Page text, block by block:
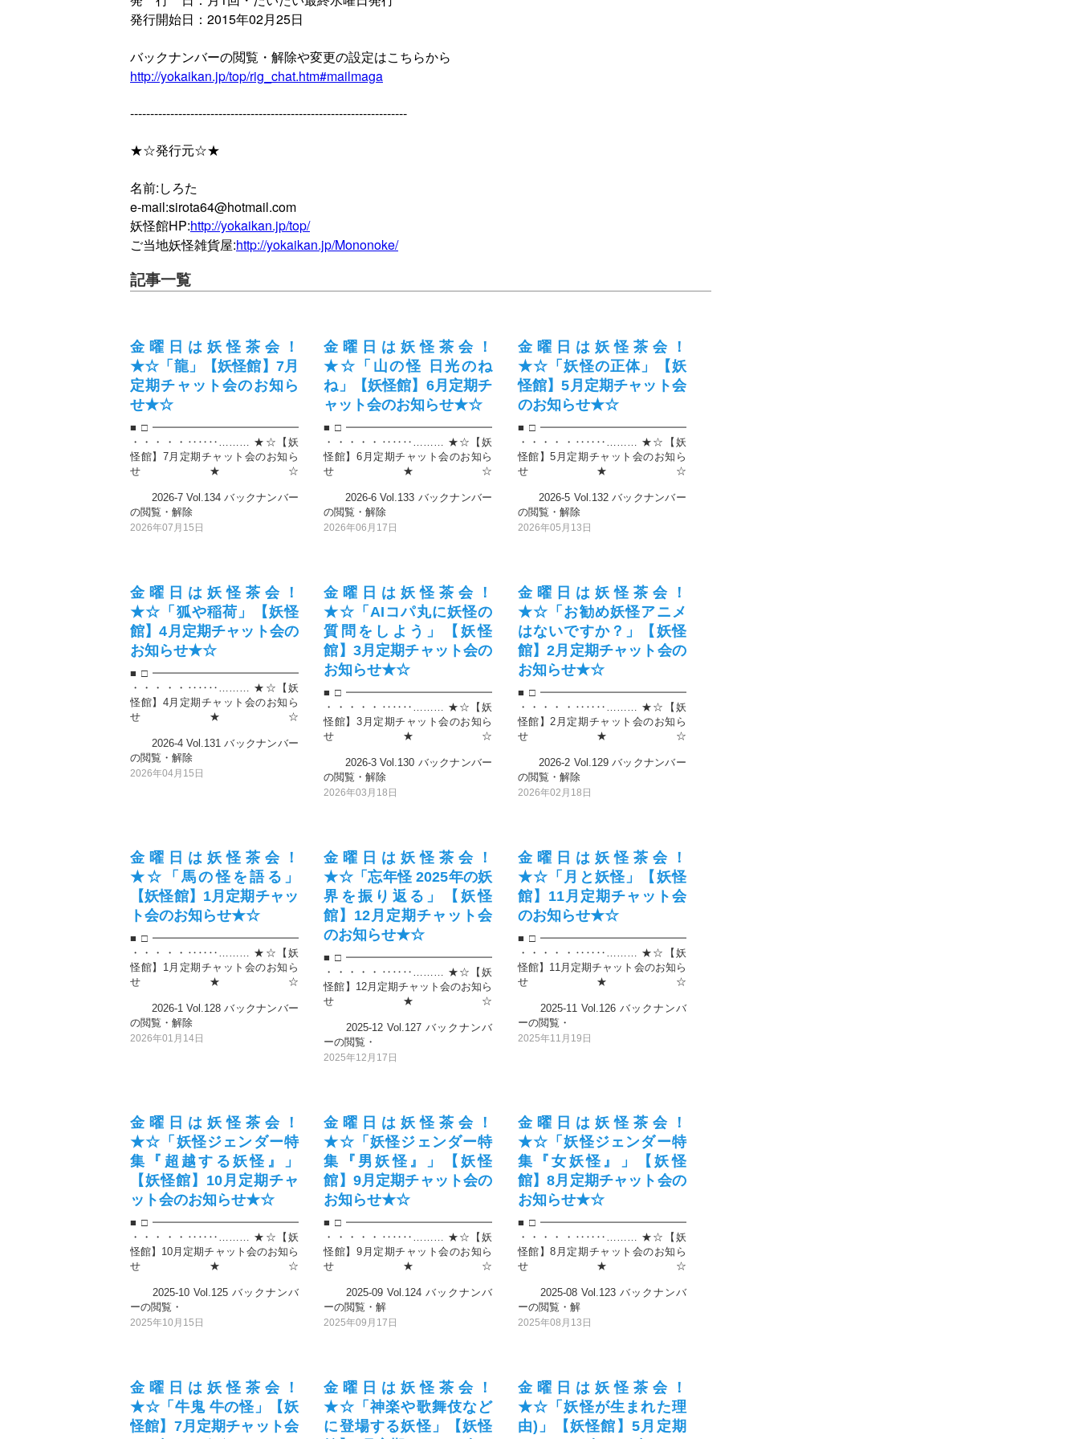
発行開始日：2015年02月25日
バックナンバーの閲覧・解除や変更の設定はこちらから
http://yokaikan.jp/top/rig_chat.htm#mailmaga
---------------------------------------------------------------------
★☆発行元☆★
名前:しろた
e-mail:sirota64@hotmail.com
妖怪館HP:http://yokaikan.jp/top/
ご当地妖怪雑貨屋:http://yokaikan.jp/Mononoke/
記事一覧
金曜日は妖怪茶会！
★☆「龍」【妖怪館】7月
定期チャット会のお知ら
せ★☆
■□━━━━━━━━━━━━━━
・・・・・‥‥‥……… ★☆【妖
怪館】7月定期チャット会のお知ら
せ★☆
2026-7 Vol.134 バックナンバー
の閲覧・解除
2026年07月15日
金曜日は妖怪茶会！
★☆「山の怪 日光のね
ね」【妖怪館】6月定期チ
ャット会のお知らせ★☆
■□━━━━━━━━━━━━━━
・・・・・‥‥‥……… ★☆【妖
怪館】6月定期チャット会のお知ら
せ★☆
2026-6 Vol.133 バックナンバー
の閲覧・解除
2026年06月17日
金曜日は妖怪茶会！
★☆「妖怪の正体」【妖
怪館】5月定期チャット会
のお知らせ★☆
■□━━━━━━━━━━━━━━
・・・・・‥‥‥……… ★☆【妖
怪館】5月定期チャット会のお知ら
せ★☆
2026-5 Vol.132 バックナンバー
の閲覧・解除
2026年05月13日
金曜日は妖怪茶会！
★☆「狐や稲荷」【妖怪
館】4月定期チャット会の
お知らせ★☆
■□━━━━━━━━━━━━━━
・・・・・‥‥‥……… ★☆【妖
怪館】4月定期チャット会のお知ら
せ★☆
2026-4 Vol.131 バックナンバー
の閲覧・解除
2026年04月15日
金曜日は妖怪茶会！
★☆「AIコパ丸に妖怪の
質問をしよう」【妖怪
館】3月定期チャット会の
お知らせ★☆
■□━━━━━━━━━━━━━━
・・・・・‥‥‥……… ★☆【妖
怪館】3月定期チャット会のお知ら
せ★☆
2026-3 Vol.130 バックナンバー
の閲覧・解除
2026年03月18日
金曜日は妖怪茶会！
★☆「お勧め妖怪アニメ
はないですか？」【妖怪
館】2月定期チャット会の
お知らせ★☆
■□━━━━━━━━━━━━━━
・・・・・‥‥‥……… ★☆【妖
怪館】2月定期チャット会のお知ら
せ★☆
2026-2 Vol.129 バックナンバー
の閲覧・解除
2026年02月18日
金曜日は妖怪茶会！
★☆「馬の怪を語る」
【妖怪館】1月定期チャッ
ト会のお知らせ★☆
■□━━━━━━━━━━━━━━
・・・・・‥‥‥……… ★☆【妖
怪館】1月定期チャット会のお知ら
せ★☆
2026-1 Vol.128 バックナンバー
の閲覧・解除
2026年01月14日
金曜日は妖怪茶会！
★☆「忘年怪 2025年の妖
界を振り返る」【妖怪
館】12月定期チャット会
のお知らせ★☆
■□━━━━━━━━━━━━━━
・・・・・‥‥‥……… ★☆【妖
怪館】12月定期チャット会のお知ら
せ★☆
2025-12 Vol.127 バックナンバ
ーの閲覧・
2025年12月17日
金曜日は妖怪茶会！
★☆「月と妖怪」【妖怪
館】11月定期チャット会
のお知らせ★☆
■□━━━━━━━━━━━━━━
・・・・・‥‥‥……… ★☆【妖
怪館】11月定期チャット会のお知ら
せ★☆
2025-11 Vol.126 バックナンバ
ーの閲覧・
2025年11月19日
金曜日は妖怪茶会！
★☆「妖怪ジェンダー特
集『超越する妖怪』」
【妖怪館】10月定期チャ
ット会のお知らせ★☆
■□━━━━━━━━━━━━━━
・・・・・‥‥‥……… ★☆【妖
怪館】10月定期チャット会のお知ら
せ★☆
2025-10 Vol.125 バックナンバ
ーの閲覧・
2025年10月15日
金曜日は妖怪茶会！
★☆「妖怪ジェンダー特
集『男妖怪』」【妖怪
館】9月定期チャット会の
お知らせ★☆
■□━━━━━━━━━━━━━━
・・・・・‥‥‥……… ★☆【妖
怪館】9月定期チャット会のお知ら
せ★☆
2025-09 Vol.124 バックナンバ
ーの閲覧・解
2025年09月17日
金曜日は妖怪茶会！
★☆「妖怪ジェンダー特
集『女妖怪』」【妖怪
館】8月定期チャット会の
お知らせ★☆
■□━━━━━━━━━━━━━━
・・・・・‥‥‥……… ★☆【妖
怪館】8月定期チャット会のお知ら
せ★☆
2025-08 Vol.123 バックナンバ
ーの閲覧・解
2025年08月13日
金曜日は妖怪茶会！
★☆「牛鬼 牛の怪」【妖
怪館】7月定期チャット会
金曜日は妖怪茶会！
★☆「神楽や歌舞伎など
に登場する妖怪」【妖怪
金曜日は妖怪茶会！
★☆「妖怪が生まれた理
由)」【妖怪館】5月定期